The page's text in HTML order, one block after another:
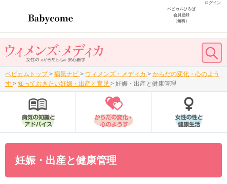
ログイン
ベビカムひろば
会員登録
（無料）
ベビカムトップ > 病気ナビ > ウィメンズ・メディカ > からだの変化・心のよう
す > 知っておきたい妊娠・出産と育児 > 妊娠・出産と健康管理
妊娠・出産と健康管理